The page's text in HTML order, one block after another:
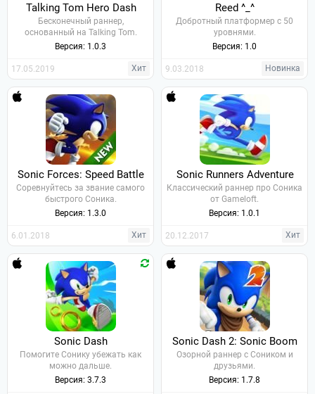
Talking Tom Hero Dash
Бесконечный раннер,
основанный на Talking Tom.
Версия: 1.0.3
17.05.2019 Хит
Reed ^_^
Добротный платформер с 50
уровнями.
Версия: 1.0
9.03.2018 Новинка
Sonic Forces: Speed Battle
Соревнуйтесь за звание самого
быстрого Соника.
Версия: 1.3.0
6.01.2018 Хит
Sonic Runners Adventure
Классический раннер про Соника
от Gameloft.
Версия: 1.0.1
20.12.2017 Хит
Sonic Dash
Помогите Сонику убежать как
можно дальше.
Версия: 3.7.3
Sonic Dash 2: Sonic Boom
Озорной раннер с Соником и
друзьями.
Версия: 1.7.8